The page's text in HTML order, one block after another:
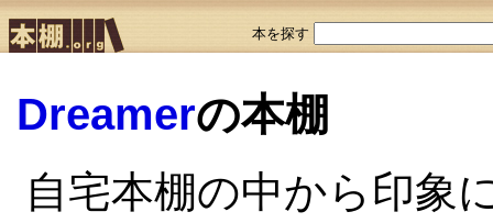
本を探す
Dreamerの本棚
自宅本棚の中から印象